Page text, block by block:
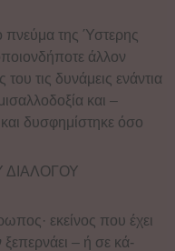
πνεύμα της Ύστερης
άλ­λον
τις δυ­νά­μεις ενάντια
και –
δυσ­φη­μί­στηκε όσο
εκείνος που έχει
ξεπερνάει – ή σε κά­